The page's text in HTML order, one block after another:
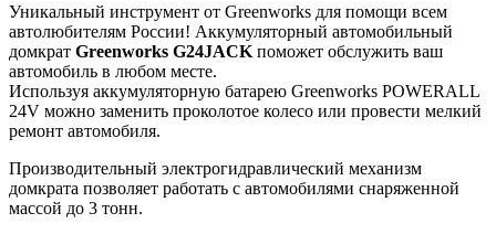
Уникальный инструмент от Greenworks для помощи всем
автолюбителям России! Аккумуляторный автомобильный
домкрат Greenworks G24JACK поможет обслужить ваш
автомобиль в любом месте.
Используя аккумуляторную батарею Greenworks POWERALL
24V можно заменить проколотое колесо или провести мелкий
ремонт автомобиля.
Производительный электрогидравлический механизм
домкрата позволяет работать с автомобилями снаряженной
массой до 3 тонн.